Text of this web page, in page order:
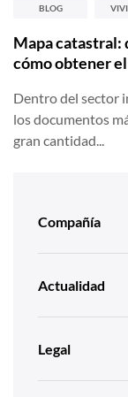
BLOG
Mapa catastral:
cómo obtener
Dentro del sector
los documentos
gran cantidad...
Compañía
Actualidad
Legal